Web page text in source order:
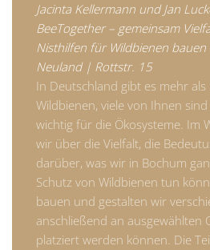
Jacinta Kellermann und Jan
BeeTogether – gemeinsam
Nisthilfen für Wildbienen
Neuland | Rottstr. 15
In Deutschland gibt es mehr
Wildbienen, viele von Ihnen
wichtig für die Ökosysteme. Im
wir über die Vielfalt, die
darüber, was wir in Bochum
Schutz von Wildbienen tun
bauen und gestalten wir
anschließend an ausgewählten
platziert werden können. Die